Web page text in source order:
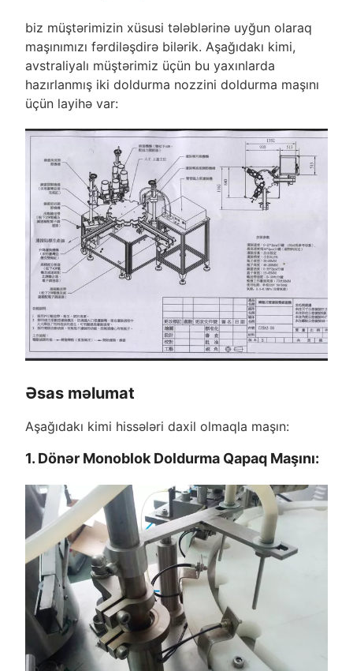
biz müştərimizin xüsusi tələblərinə uyğun olaraq
maşınımızı fərdiləşdirə bilərik. Aşağıdakı kimi,
avstraliyalı müştərimiz üçün bu yaxınlarda
hazırlanmış iki doldurma nozzini doldurma maşını
üçün layihə var:
Əsas məlumat
Aşağıdakı kimi hissələri daxil olmaqla maşın:
1. Dönər Monoblok Doldurma Qapaq Maşını: